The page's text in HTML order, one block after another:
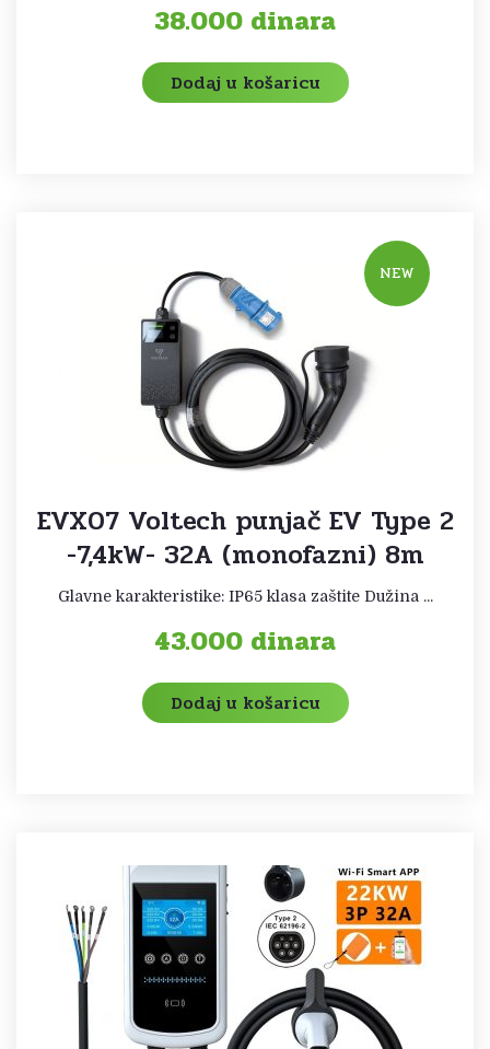
38.000 dinara
Dodaj u košaricu
NEW
EVX07 Voltech punjač EV Type 2
-7,4kW- 32A (monofazni) 8m
Glavne karakteristike: IP65 klasa zaštite Dužina ...
43.000 dinara
Dodaj u košaricu